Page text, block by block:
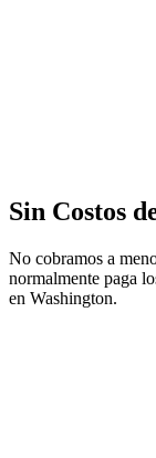
Sin Costos
No cobramos a
normalmente paga
en Washington.